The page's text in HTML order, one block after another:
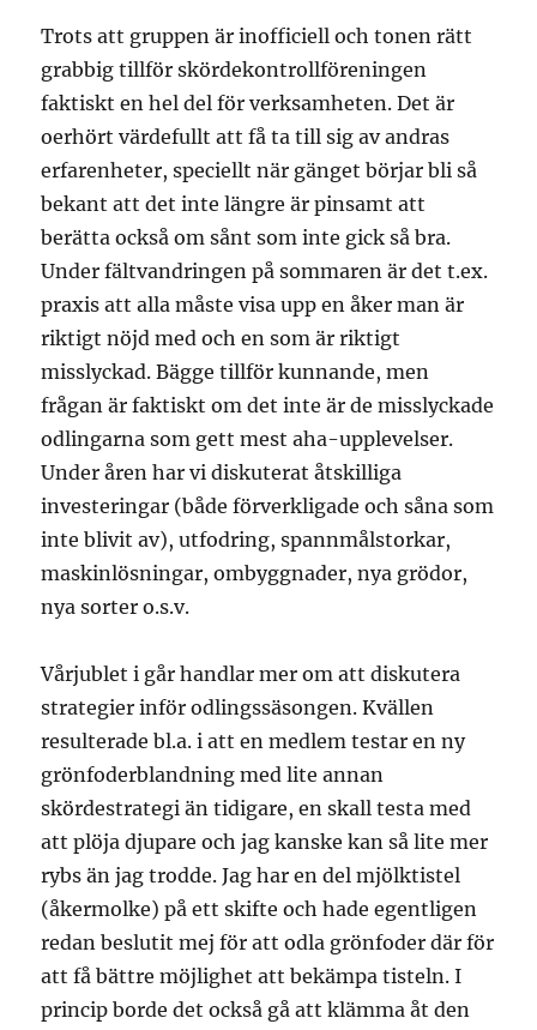
Trots att gruppen är inofficiell och tonen rätt
grabbig tillför skördekontrollföreningen
faktiskt en hel del för verksamheten. Det är
oerhört värdefullt att få ta till sig av andras
erfarenheter, speciellt när gänget börjar bli så
bekant att det inte längre är pinsamt att
berätta också om sånt som inte gick så bra.
Under fältvandringen på sommaren är det t.ex.
praxis att alla måste visa upp en åker man är
riktigt nöjd med och en som är riktigt
misslyckad. Bägge tillför kunnande, men
frågan är faktiskt om det inte är de misslyckade
odlingarna som gett mest aha-upplevelser.
Under åren har vi diskuterat åtskilliga
investeringar (både förverkligade och såna som
inte blivit av), utfodring, spannmålstorkar,
maskinlösningar, ombyggnader, nya grödor,
nya sorter o.s.v.
Vårjublet i går handlar mer om att diskutera
strategier inför odlingssäsongen. Kvällen
resulterade bl.a. i att en medlem testar en ny
grönfoderblandning med lite annan
skördestrategi än tidigare, en skall testa med
att plöja djupare och jag kanske kan så lite mer
rybs än jag trodde. Jag har en del mjölktistel
(åkermolke) på ett skifte och hade egentligen
redan beslutit mej för att odla grönfoder där för
att få bättre möjlighet att bekämpa tisteln. I
princip borde det också gå att klämma åt den